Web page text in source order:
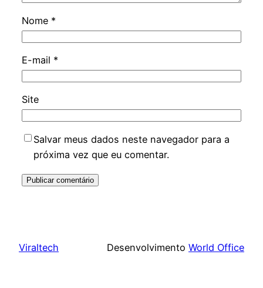
Nome *
E-mail *
Site
Salvar meus dados neste navegador para a
próxima vez que eu comentar.
Viraltech Desenvolvimento World Office